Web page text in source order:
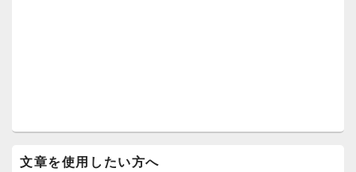
文章を使用したい方へ